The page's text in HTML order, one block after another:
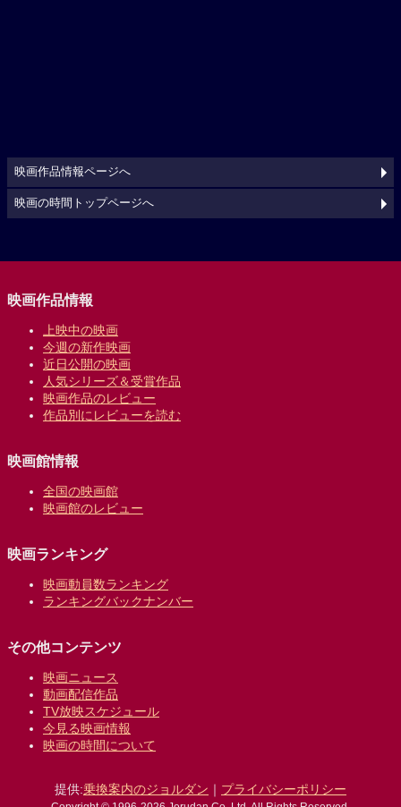
映画作品情報ページへ
映画の時間トップページへ
映画作品情報
上映中の映画
今週の新作映画
近日公開の映画
人気シリーズ＆受賞作品
映画作品のレビュー
作品別にレビューを読む
映画館情報
全国の映画館
映画館のレビュー
映画ランキング
映画動員数ランキング
ランキングバックナンバー
その他コンテンツ
映画ニュース
動画配信作品
TV放映スケジュール
今見る映画情報
映画の時間について
提供:乗換案内のジョルダン ｜ プライバシーポリシー